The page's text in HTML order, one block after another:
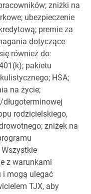
zniżki na
ubezpieczenie
premie za
dotyczące
również do:
pakietu
HSA;
na życie;
rodzicielskiego,
zniżek na
z warunkami
i mogą ulegać
TJX, aby